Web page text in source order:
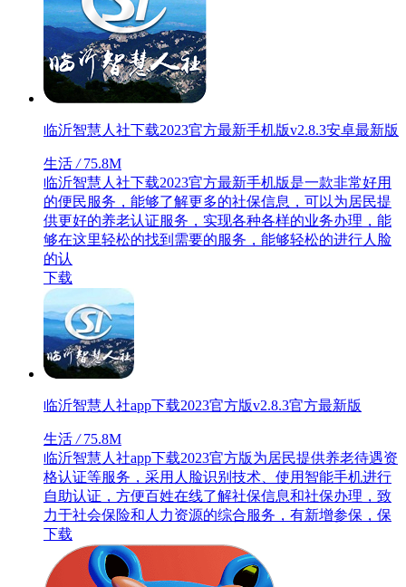
临沂智慧人社下载2023官方最新手机版v2.8.3安卓最新版
生活/75.8M
临沂智慧人社下载2023官方最新手机版是一款非常好用
的便民服务，能够了解更多的社保信息，可以为居民提
供更好的养老认证服务，实现各种各样的业务办理，能
够在这里轻松的找到需要的服务，能够轻松的进行人脸
的认
下载
临沂智慧人社app下载2023官方版v2.8.3官方最新版
生活/75.8M
临沂智慧人社app下载2023官方版为居民提供养老待遇资
格认证等服务，采用人脸识别技术、使用智能手机进行
自助认证，方便百姓在线了解社保信息和社保办理，致
力于社会保险和人力资源的综合服务，有新增参保，保
下载